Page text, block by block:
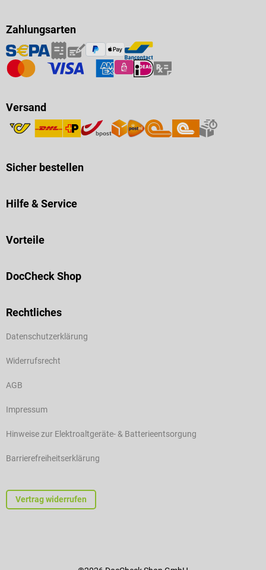
Zahlungsarten
Versand
Sicher bestellen
Hilfe & Service
Vorteile
DocCheck Shop
Rechtliches
Datenschutzerklärung
Widerrufsrecht
AGB
Impressum
Hinweise zur Elektroaltgeräte- & Batterieentsorgung
Barrierefreiheitserklärung
Vertrag widerrufen